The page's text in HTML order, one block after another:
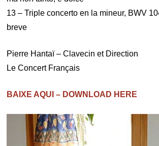
13 – Triple concerto en la mineur, BWV
breve
Pierre Hantaï – Clavecin et Direction
Le Concert Français
BAIXE AQUI – DOWNLOAD HERE